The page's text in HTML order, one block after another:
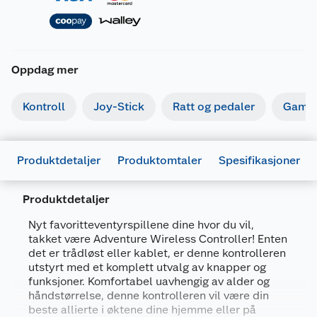
Oppdag mer
Kontroll Joy-Stick Ratt og pedaler
Produktdetaljer Produktomtaler Spesifikasjoner
Produktdetaljer
Nyt favoritteventyrspillene dine hvor du vil,
takket være Adventure Wireless Controller! Enten
det er trådløst eller kablet, er denne kontrolleren
utstyrt med et komplett utvalg av knapper og
funksjoner. Komfortabel uavhengig av alder og
håndstørrelse, denne kontrolleren vil være din
beste allierte i øktene dine hjemme eller på
Generelt
Artikkelnummer
3760352735322
Leverandørens artikkelnummer
E10014
Farge
LYS BLÅ